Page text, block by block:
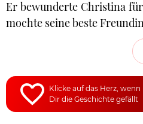
Er bewunderte Christina
mochte seine beste
Klicke auf das Herz, wenn
Dir die Geschichte gefällt